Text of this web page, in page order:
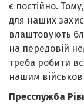
є постійно.
для наших
влаштовують
на передовій
треба робити
нашим
Пресслужба